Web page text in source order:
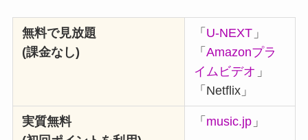
無料で見放題
(課金なし)
「 U-NEXT 」
「Amazonプラ
イムビデオ 」
「Netflix」
実質無料
「 music.jp 」